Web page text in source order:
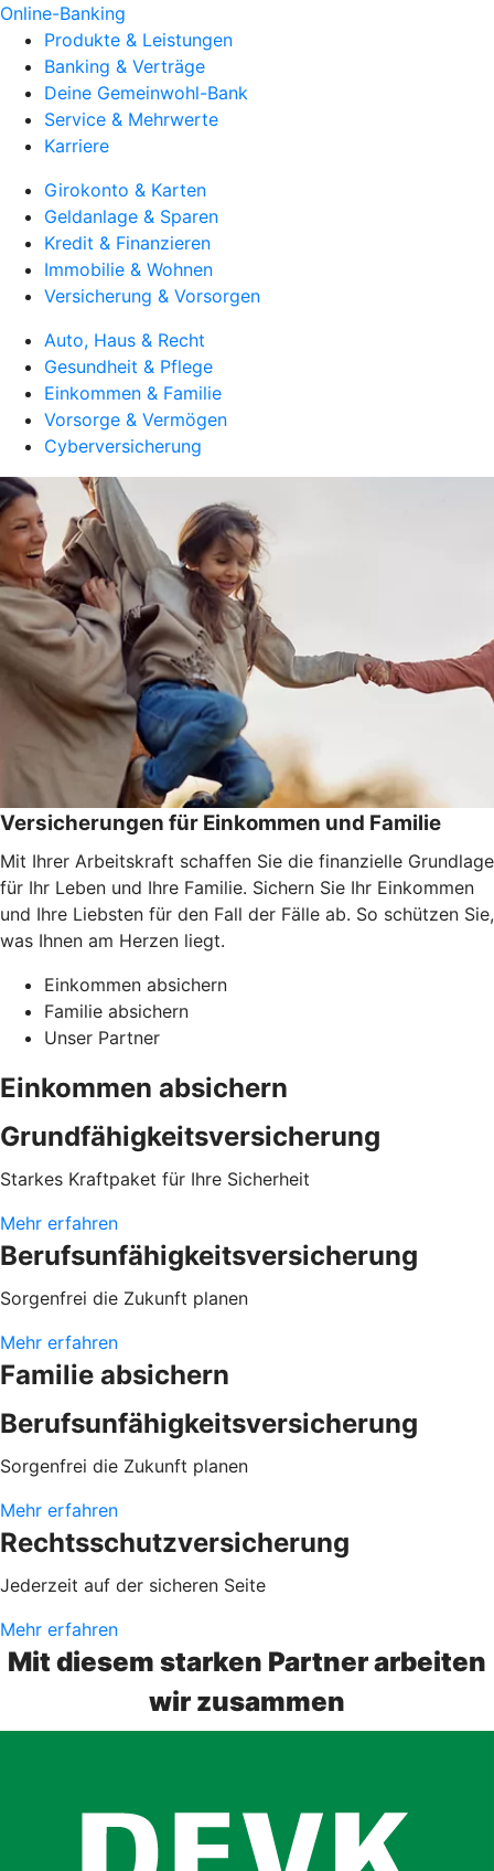
Online-Banking
Produkte & Leistungen
Banking & Verträge
Deine Gemeinwohl-Bank
Service & Mehrwerte
Karriere
Girokonto & Karten
Geldanlage & Sparen
Kredit & Finanzieren
Immobilie & Wohnen
Versicherung & Vorsorgen
Auto, Haus & Recht
Gesundheit & Pflege
Einkommen & Familie
Vorsorge & Vermögen
Cyberversicherung
Versicherungen für Einkommen und Familie
Mit Ihrer Arbeitskraft schaffen Sie die finanzielle Grundlage
für Ihr Leben und Ihre Familie. Sichern Sie Ihr Einkommen
und Ihre Liebsten für den Fall der Fälle ab. So schützen Sie,
was Ihnen am Herzen liegt.
Einkommen absichern
Familie absichern
Unser Partner
Einkommen absichern
Grundfähigkeits­versicherung
Starkes Kraftpaket für Ihre Sicherheit
Mehr erfahren
Berufsunfähigkeits­versicherung
Sorgenfrei die Zukunft planen
Mehr erfahren
Familie absichern
Berufsunfähigkeits­versicherung
Sorgenfrei die Zukunft planen
Mehr erfahren
Rechtsschutzversicherung
Jederzeit auf der sicheren Seite
Mehr erfahren
Mit diesem starken Partner arbeiten
wir zusammen